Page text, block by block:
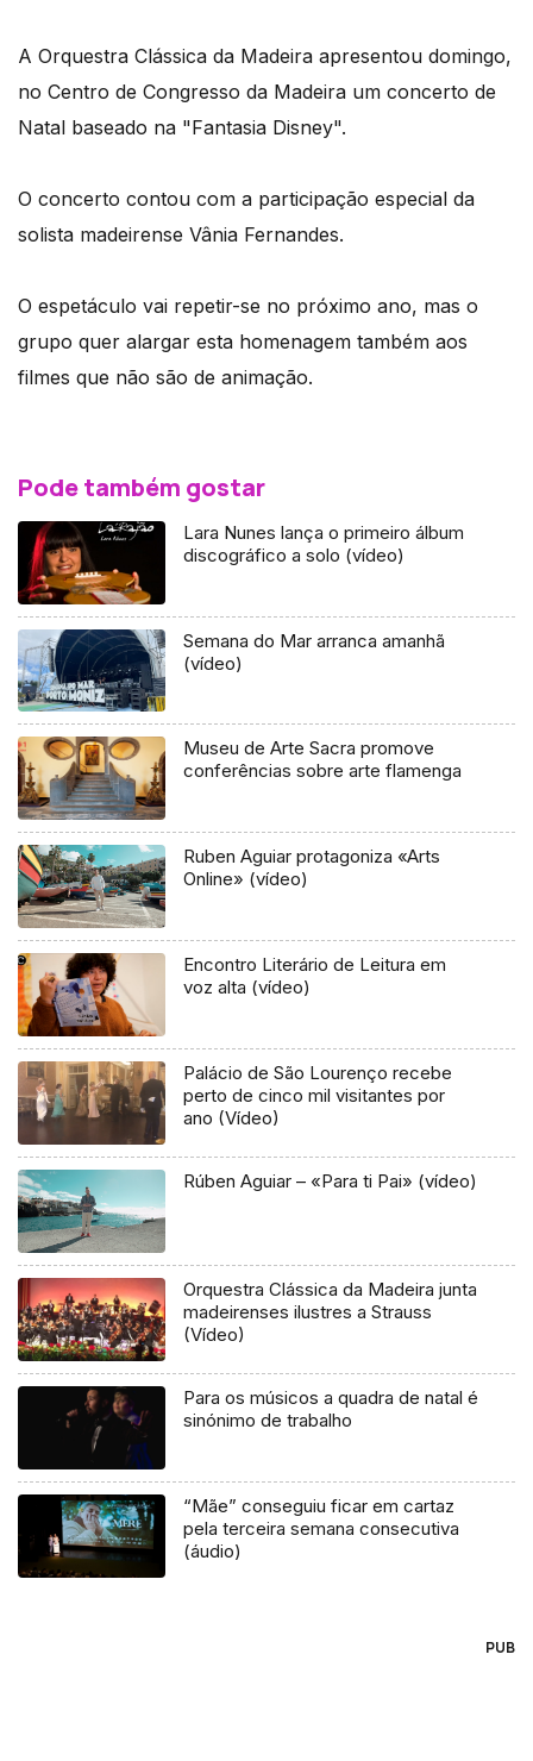
A Orquestra Clássica da Madeira apresentou domingo,
no Centro de Congresso da Madeira um concerto de
Natal baseado na "Fantasia Disney".
O concerto contou com a participação especial da
solista madeirense Vânia Fernandes.
O espetáculo vai repetir-se no próximo ano, mas o
grupo quer alargar esta homenagem também aos
filmes que não são de animação.
Pode também gostar
Lara Nunes lança o primeiro álbum
discográfico a solo (vídeo)
Semana do Mar arranca amanhã
(vídeo)
Museu de Arte Sacra promove
conferências sobre arte flamenga
Ruben Aguiar protagoniza «Arts
Online» (vídeo)
Encontro Literário de Leitura em
voz alta (vídeo)
Palácio de São Lourenço recebe
perto de cinco mil visitantes por
ano (Vídeo)
Rúben Aguiar – «Para ti Pai» (vídeo)
Orquestra Clássica da Madeira junta
madeirenses ilustres a Strauss
(Vídeo)
Para os músicos a quadra de natal é
sinónimo de trabalho
“Mãe” conseguiu ficar em cartaz
pela terceira semana consecutiva
(áudio)
PUB